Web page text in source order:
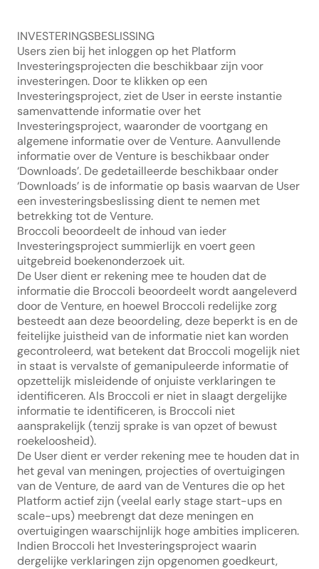
INVESTERINGSBESLISSING
Users zien bij het inloggen op het Platform
Investeringsprojecten die beschikbaar zijn voor
investeringen. Door te klikken op een
Investeringsproject, ziet de User in eerste instantie
samenvattende informatie over het
Investeringsproject, waaronder de voortgang en
algemene informatie over de Venture. Aanvullende
informatie over de Venture is beschikbaar onder
‘Downloads’. De gedetailleerde beschikbaar onder
‘Downloads’ is de informatie op basis waarvan de User
een investeringsbeslissing dient te nemen met
betrekking tot de Venture.
Broccoli beoordeelt de inhoud van ieder
Investeringsproject summierlijk en voert geen
uitgebreid boekenonderzoek uit.
De User dient er rekening mee te houden dat de
informatie die Broccoli beoordeelt wordt aangeleverd
door de Venture, en hoewel Broccoli redelijke zorg
besteedt aan deze beoordeling, deze beperkt is en de
feitelijke juistheid van de informatie niet kan worden
gecontroleerd, wat betekent dat Broccoli mogelijk niet
in staat is vervalste of gemanipuleerde informatie of
opzettelijk misleidende of onjuiste verklaringen te
identificeren. Als Broccoli er niet in slaagt dergelijke
informatie te identificeren, is Broccoli niet
aansprakelijk (tenzij sprake is van opzet of bewust
roekeloosheid).
De User dient er verder rekening mee te houden dat in
het geval van meningen, projecties of overtuigingen
van de Venture, de aard van de Ventures die op het
Platform actief zijn (veelal early stage start-ups en
scale-ups) meebrengt dat deze meningen en
overtuigingen waarschijnlijk hoge ambities impliceren.
Indien Broccoli het Investeringsproject waarin
dergelijke verklaringen zijn opgenomen goedkeurt,